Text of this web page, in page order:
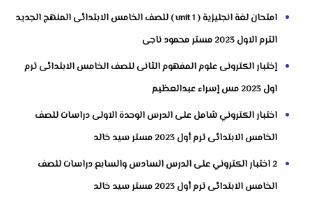
امتحان لغة انجليزية ( unit 1 ) للصف الخامس الابتدائى المنهج الجديد
الترم الاول 2023 مستر محمود ناجى
إختبار الكترونى علوم المفهوم الثانى للصف الخامس الابتدائى ترم
اول 2023 مس إسراء عبدالعظيم
اختبار الكتروني شامل على الدرس الوحدة الاولى دراسات للصف
الخامس الابتدائى ترم أول 2023 مستر سيد خالد
2 اختبار الكتروني على الدرس السادس والسابع دراسات للصف
الخامس الابتدائى ترم أول 2023 مستر سيد خالد